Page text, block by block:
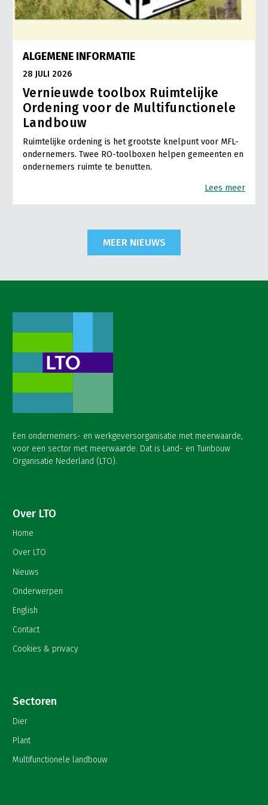
ALGEMENE INFORMATIE
28 JULI 2026
Vernieuwde toolbox Ruimtelijke
Ordening voor de Multifunctionele
Landbouw
Ruimtelijke ordening is het grootste knelpunt voor MFL-
ondernemers. Twee RO-toolboxen helpen gemeenten en
ondernemers ruimte te benutten.
Lees meer
MEER NIEUWS
Een ondernemers- en werkgeversorganisatie met meerwaarde,
voor een sector met meerwaarde. Dat is Land- en Tuinbouw
Organisatie Nederland (LTO).
Over LTO
Home
Over LTO
Nieuws
Onderwerpen
English
Contact
Cookies & privacy
Sectoren
Dier
Plant
Multifunctionele landbouw